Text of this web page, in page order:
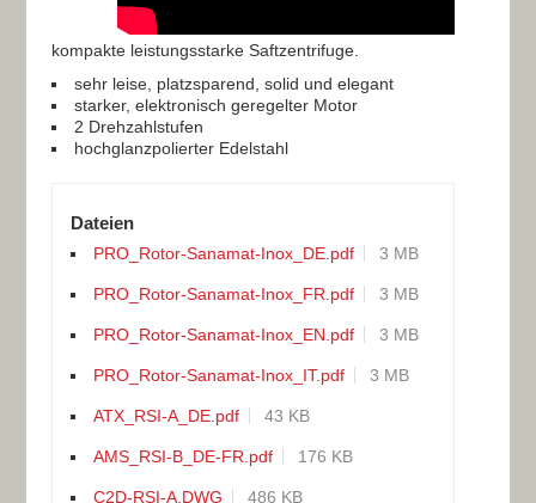
kompakte leistungsstarke Saftzentrifuge.
sehr leise, platzsparend, solid und elegant
starker, elektronisch geregelter Motor
2 Drehzahlstufen
hochglanzpolierter Edelstahl
Dateien
PRO_Rotor-Sanamat-Inox_DE.pdf 3 MB
PRO_Rotor-Sanamat-Inox_FR.pdf 3 MB
PRO_Rotor-Sanamat-Inox_EN.pdf 3 MB
PRO_Rotor-Sanamat-Inox_IT.pdf 3 MB
ATX_RSI-A_DE.pdf 43 KB
AMS_RSI-B_DE-FR.pdf 176 KB
C2D-RSI-A.DWG 486 KB